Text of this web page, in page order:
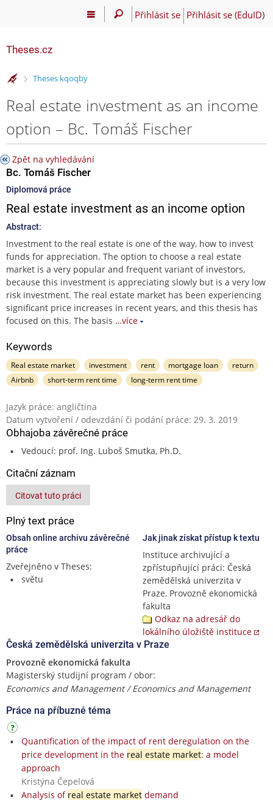
Přihlásit se Přihlásit se (EduID)
Theses.cz
>
Theses kqoqby
Real estate investment as an income
option – Bc. Tomáš Fischer
Zpět na vyhledávání
Bc. Tomáš Fischer
Diplomová práce
Real estate investment as an income option
Abstract:
Investment to the real estate is one of the way, how to invest
funds for appreciation. The option to choose a real estate
market is a very popular and frequent variant of investors,
because this investment is appreciating slowly but is a very low
risk investment. The real estate market has been experiencing
significant price increases in recent years, and this thesis has
focused on this. The basis …více
Keywords
Real estate market investment rent mortgage loan
return
Airbnb
short-term rent time long-term rent time
Jazyk práce: angličtina
Datum vytvoření / odevzdání či podání práce: 29. 3. 2019
Obhajoba závěrečné práce
Vedoucí: prof. Ing. Luboš Smutka, Ph.D.
Citační záznam
Citovat tuto práci
Plný text práce
Obsah online archivu závěrečné
práce
Zveřejněno v Theses:
světu
Jak jinak získat přístup k textu
Instituce archivující a
zpřístupňující práci: Česká
zemědělská univerzita v
Praze, Provozně ekonomická
fakulta
Odkaz na adresář do
lokálního úložiště instituce
Česká zemědělská univerzita v Praze
Provozně ekonomická fakulta
Magisterský studijní program / obor:
Economics and Management / Economics and Management
Práce na příbuzné téma
Quantification of the impact of rent deregulation on the
price development in the real estate market: a model
approach
Kristýna Čepelová
Analysis of real estate marketdemand